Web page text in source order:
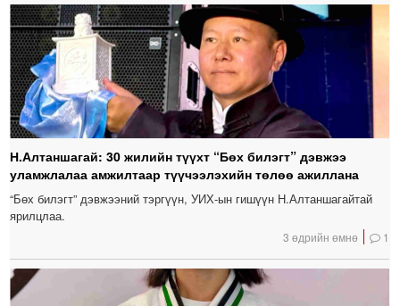
Н.Алтаншагай: 30 жилийн түүхт “Бөх билэгт” дэвжээ
уламжлалаа амжилтаар түүчээлэхийн төлөө ажиллана
“Бөх билэгт” дэвжээний тэргүүн, УИХ-ын гишүүн Н.Алтаншагайтай
ярилцлаа.
3 өдрийн өмнө 1